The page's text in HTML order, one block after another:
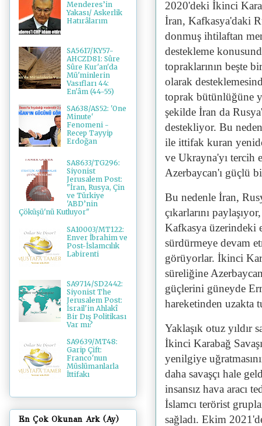
2020'deki İkinci
İran, Kafkasya'daki
donmuş ihtilaftan
destekleme
topraklarının beşte
olarak
toprak bütünlüğüne
şekilde İran da
destekliyor. Bu
ile ittifak kuran
ve Ukrayna'yı tercih
Azerbaycan'ı güçlü
Bu nedenle İran,
çıkarlarını
Kafkasya üzerindeki
sürdürmeye devam
görüyorlar. İkinci
süreliğine
güçlerini güneyde
hareketinden uzakta
Yaklaşık otuz yıldır
İkinci Karabağ
yenilgiye
daha savaşçı hale
insansız hava aracı
İslamcı terörist
sağladı. Ekim
Menderes’in
Yakası/ Askerlik
Hatırâlarım
SA5617/KY57-
AHCZD81: Sûre
Sûre Kur'an'da
Mü'minlerin
Vasıfları 44:
En'âm (44-55)
SA638/AS52: 'One
Minute'
Fenomeni -
Recep Tayyip
Erdoğan
SA8633/TG296:
Siyonist
Jerusalem Post:
"İran, Rusya, Çin
ve Türkiye
'ABD’nin
Çöküşü'nü Kutluyor"
SA10003/MT122:
Enver İbrahim ve
Post-İslamcılık
Labirenti
SA9714/SD2442:
Siyonist The
Jerusalem Post:
İsrail'in Ahlakî
Bir Dış Politikası
Var mı?
SA9639/MT48:
Garip Çift:
Franco'nun
Müslümanlarla
İttifakı
En Çok Okunan Ark (Ay)